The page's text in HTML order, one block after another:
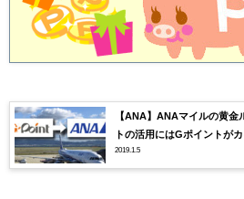
【ANA】ANAマイルの黄
トの活用にはGポイントがカ
2019.1.5